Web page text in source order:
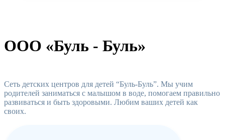
ООО «Буль - Буль»
Сеть детских центров для детей “Буль-Буль”. Мы учим
родителей заниматься с малышом в воде, помогаем правильно
развиваться и быть здоровыми. Любим ваших детей как
своих.